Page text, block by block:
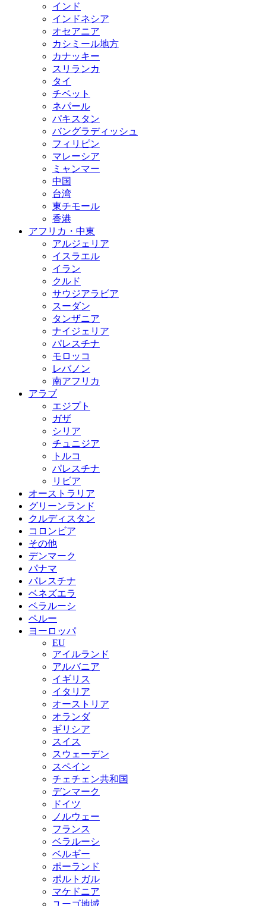
インド
インドネシア
オセアニア
カシミール地方
カナッキー
スリランカ
タイ
チベット
ネパール
パキスタン
バングラディッシュ
フィリピン
マレーシア
ミャンマー
中国
台湾
東チモール
香港
アフリカ・中東
アルジェリア
イスラエル
イラン
クルド
サウジアラビア
スーダン
タンザニア
ナイジェリア
パレスチナ
モロッコ
レバノン
南アフリカ
アラブ
エジプト
ガザ
シリア
チュニジア
トルコ
パレスチナ
リビア
オーストラリア
グリーンランド
クルディスタン
コロンビア
その他
デンマーク
パナマ
パレスチナ
ベネズエラ
ベラルーシ
ペルー
ヨーロッパ
EU
アイルランド
アルバニア
イギリス
イタリア
オーストリア
オランダ
ギリシア
スイス
スウェーデン
スペイン
チェチェン共和国
デンマーク
ドイツ
ノルウェー
フランス
ベラルーシ
ベルギー
ポーランド
ポルトガル
マケドニア